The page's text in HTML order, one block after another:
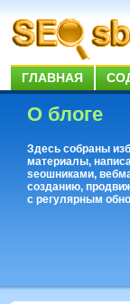
ГЛАВНАЯ
О блоге
Здесь собраны
материалы,
seoшниками,
созданию,
с регулярным